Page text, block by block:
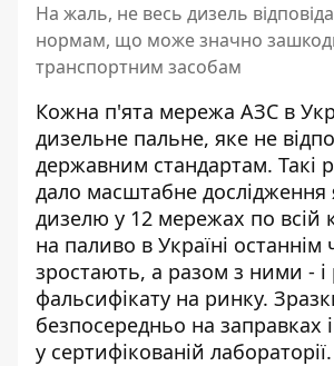
На жаль, не весь дизель
нормам, що може значно
транспортним засобам
Кожна п'ята мережа АЗС в
дизельне пальне, яке не
державним стандартам. Такі
дало масштабне дослідження
дизелю у 12 мережах по всій
на паливо в Україні останнім
зростають, а разом з ними - і
фальсифікату на ринку.
безпосередньо на заправках
у сертифікованій лабораторії.